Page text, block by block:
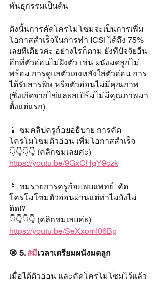
พันธุกรรมเป็นต้น
ดังนั้นการคัดโครโมโซมจะเป็นการเพิ่ม
โอกาสสำเร็จในการทำ ICSI ได้ถึง 75%
เลยทีเดียวค่ะ อย่างไรก็ตาม ยังทีปัจจัยอื่น
อีกที่ตัวอ่อนไม่ฝังตัว เช่น ผนังมดลูกไม่
พร้อม การดูแลตัวเองหลังใส่ตัวอ่อน การ
ได้รับสารพิษ หรือตัวอ่อนไม่มีคุณภาพ
(ซึ่งเกิดจากไข่และสเปิร์มไม่มีคุณภาพมา
ตั้งแต่แรก)
📱 ชมคลิปครูก้อยอธิบาย การคัด
โครโมโซมตัวอ่อน เพิ่มโอกาสสำเร็จ
👇👇👇👇 (คลิกชมเลยค่ะ)
https://youtu.be/9GxCHgY9czk
📱 ชมรายการครูก้อยพบแพทย์  คัด
โครโมโซมตัวอ่อนผ่านแต่ทำไมยังไม่
ติด!?
👇👇👇👇 (คลิกชมเลยค่ะ)
https://youtu.be/SeXxomI06Bg
🎯 5. #มีเวลาเตรียมผนังมดลูก
เมื่อได้ตัวอ่อน และคัดโครโมโซมไว้แล้ว